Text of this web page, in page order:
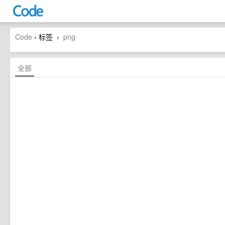
Code › 标签 › png
全部